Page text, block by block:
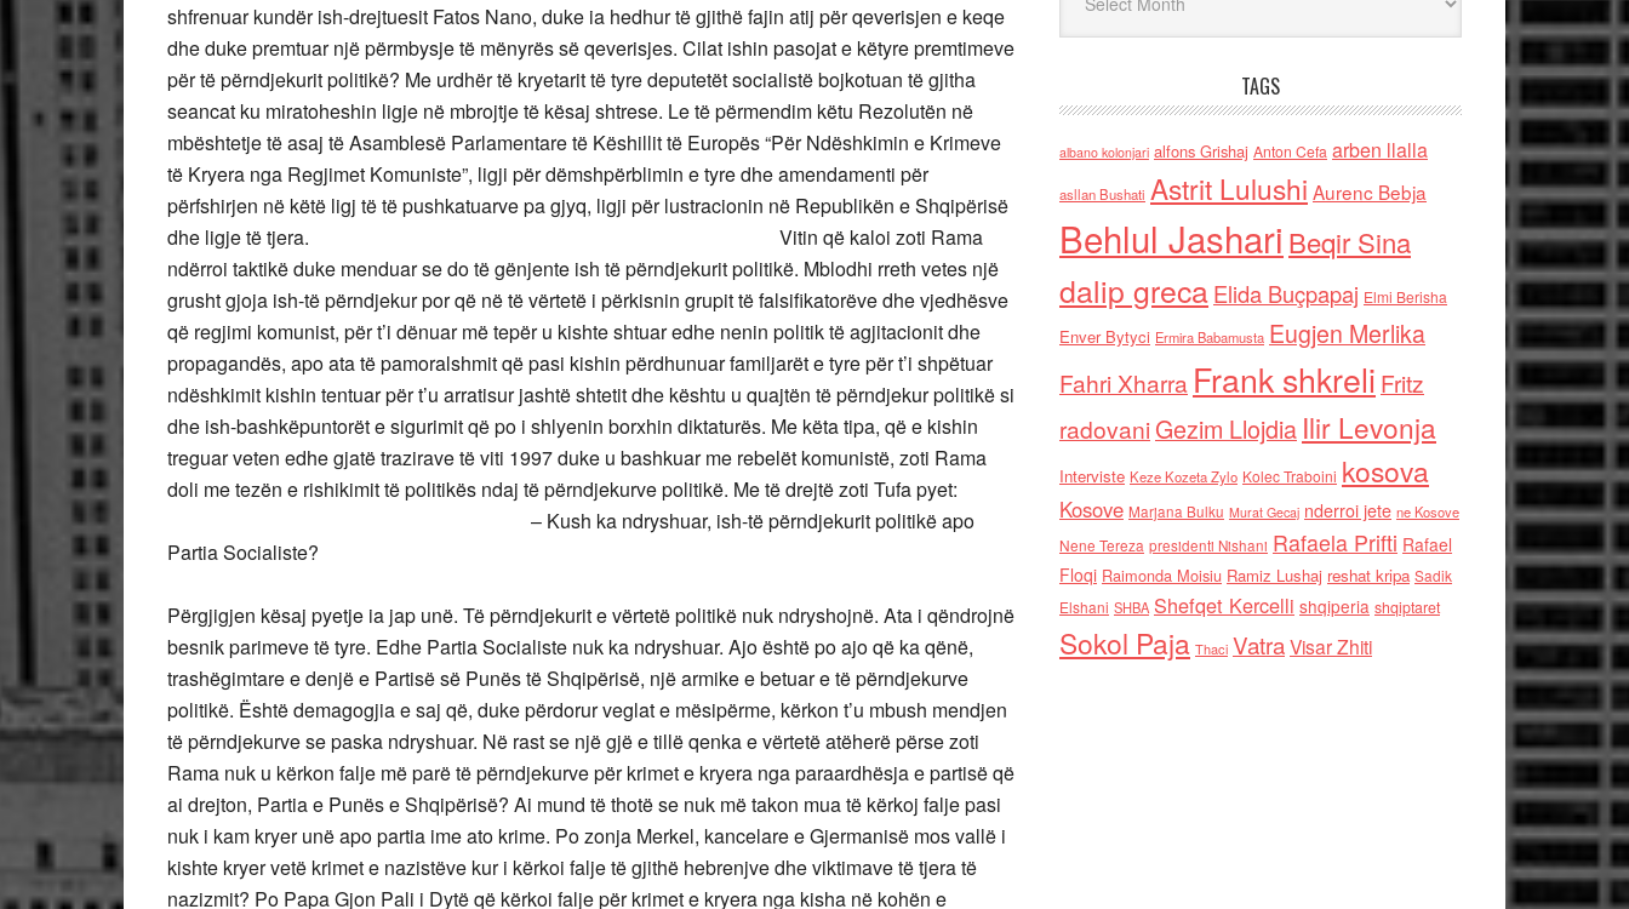
shfrenuar kundër ish-drejtuesit Fatos Nano, duke ia hedhur të gjithë fajin atij për qeverisjen e keqe
dhe duke premtuar një përmbysje të mënyrës së qeverisjes. Cilat ishin pasojat e këtyre premtimeve
për të përndjekurit politikë? Me urdhër të kryetarit të tyre deputetët socialistë bojkotuan të gjitha
seancat ku miratoheshin ligje në mbrojtje të kësaj shtrese. Le të përmendim këtu Rezolutën në
mbështetje të asaj të Asamblesë Parlamentare të Këshillit të Europës “Për Ndëshkimin e Krimeve
të Kryera nga Regjimet Komuniste”, ligji për dëmshpërblimin e tyre dhe amendamenti për
përfshirjen në këtë ligj të të pushkatuarve pa gjyq, ligji për lustracionin në Republikën e Shqipërisë
dhe ligje të tjera. Vitin që kaloi zoti Rama
ndërroi taktikë duke menduar se do të gënjente ish të përndjekurit politikë. Mblodhi rreth vetes një
grusht gjoja ish-të përndjekur por që në të vërtetë i përkisnin grupit të falsifikatorëve dhe vjedhësve
që regjimi komunist, për t’i dënuar më tepër u kishte shtuar edhe nenin politik të agjitacionit dhe
propagandës, apo ata të pamoralshmit që pasi kishin përdhunuar familjarët e tyre për t’i shpëtuar
ndëshkimit kishin tentuar për t’u arratisur jashtë shtetit dhe kështu u quajtën të përndjekur politikë si
dhe ish-bashkëpuntorët e sigurimit që po i shlyenin borxhin diktaturës. Me këta tipa, që e kishin
treguar veten edhe gjatë trazirave të viti 1997 duke u bashkuar me rebelët komunistë, zoti Rama
doli me tezën e rishikimit të politikës ndaj të përndjekurve politikë. Me të drejtë zoti Tufa pyet:
– Kush ka ndryshuar, ish-të përndjekurit politikë apo
Partia Socialiste?
Përgjigjen kësaj pyetje ia jap unë. Të përndjekurit e vërtetë politikë nuk ndryshojnë. Ata i qëndrojnë
besnik parimeve të tyre. Edhe Partia Socialiste nuk ka ndryshuar. Ajo është po ajo që ka qënë,
trashëgimtare e denjë e Partisë së Punës të Shqipërisë, një armike e betuar e të përndjekurve
politikë. Është demagogjia e saj që, duke përdorur veglat e mësipërme, kërkon t’u mbush mendjen
të përndjekurve se paska ndryshuar. Në rast se një gjë e tillë qenka e vërtetë atëherë përse zoti
Rama nuk u kërkon falje më parë të përndjekurve për krimet e kryera nga paraardhësja e partisë që
ai drejton, Partia e Punës e Shqipërisë? Ai mund të thotë se nuk më takon mua të kërkoj falje pasi
nuk i kam kryer unë apo partia ime ato krime. Po zonja Merkel, kancelare e Gjermanisë mos vallë i
kishte kryer vetë krimet e nazistëve kur i kërkoi falje të gjithë hebrenjve dhe viktimave të tjera të
nazizmit? Po Papa Gjon Pali i Dytë që kërkoi falje për krimet e kryera nga kisha në kohën e
TAGS
albano kolonjari alfons Grishaj Anton Cefa arben llalla
asllan Bushati Astrit Lulushi Aurenc Bebja
Behlul Jashari Beqir Sina
dalip grecaElida Buçpapaj Elmi Berisha
Enver Bytyci Ermira Babamusta Eugjen Merlika
Fahri Xharra Frank shkreli Fritz
radovaniGezim Llojdia Ilir Levonja
Interviste Keze Kozeta Zylo Kolec Traboini kosova
Kosove Marjana Bulku Murat Gecaj nderroi jete ne Kosove
Nene Tereza presidenti Nishani Rafaela Prifti Rafael
Floqi Raimonda Moisiu Ramiz Lushaj reshat kripa Sadik
Elshani SHBA Shefqet Kercelli shqiperia shqiptaret
Sokol Paja Thaci VatraVisar Zhiti